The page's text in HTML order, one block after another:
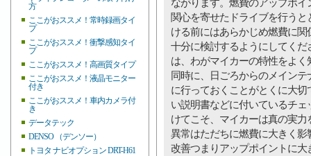
方
ここがおススメ！常時録画タイ
プ
ここがおススメ！衝撃感知タイ
プ
ここがおススメ！高画質タイプ
ここがおススメ！液晶モニター
付き
ここがおススメ！車内カメラ付
き
データテック
DENSO （デンソー）
トヨタ ナビオプション DRT-H61
ながります。燃費のアップポイ
関心を寄せたドライブを行うと
ける前にはあらかじめ燃費に関
十分に検討するようにしてくだ
は、わがマイカーの特性をよく
同時に、日ごろからのメインテ
に行っておくことがとくに大切
い説明書などに付いているチ
けてこそ、マイカーは真の実
異常はただちに燃費に大きく
改善つまりアップポイントに